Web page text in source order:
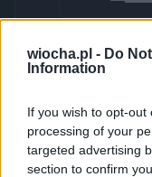
wiocha.pl - Do
Information
If you wish to opt-
processing of your
targeted advertising
section to confirm
S